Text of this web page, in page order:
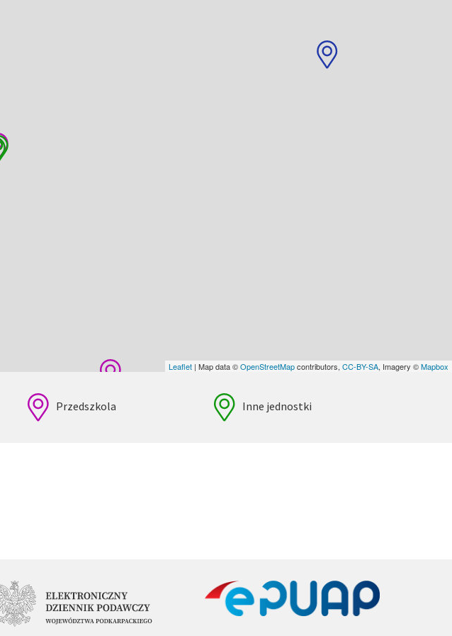
Leaflet | Map data ©OpenStreetMapcontributors, CC-BY-SA, Imagery ©Mapbox
Przedszkola Inne jednostki